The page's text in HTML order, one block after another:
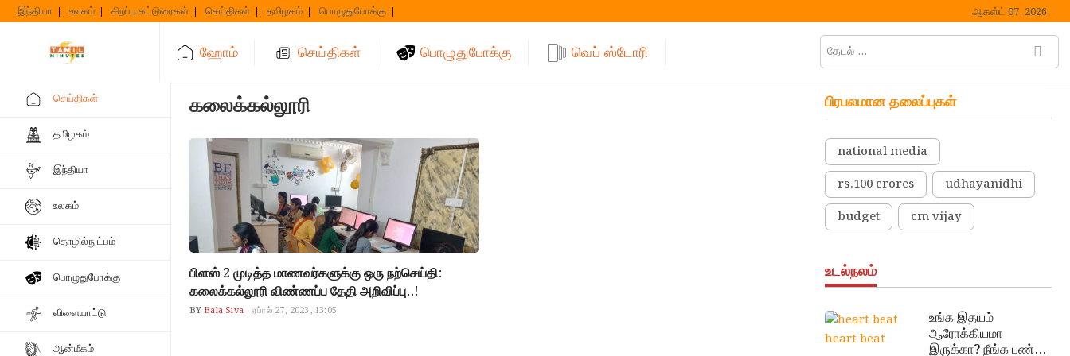
Skip
to
இந்தியா உலகம் சிறப்பு கட்டுரைகள் செய்திகள் தமிழகம் பொழுதுபோக்கு ஆகஸ்ட் 07, 2026
ஹோம் செய்திகள் பொழுதுபோக்கு வெப் ஸ்டோரி
தேடல்
… M
t
o
செய்திகள்
தமிழகம்
இந்தியா
உலகம்
தொழில்நுட்பம்
பொழுதுபோக்கு
விளையாட்டு
ஆன்மீகம்
கலைக்கல்லூரி
பிளஸ் 2 முடித்த மாணவர்களுக்கு ஒரு நற்செய்தி:
கலைக்கல்லூரி விண்ணப்ப தேதி அறிவிப்பு..!
BY Bala Siva ஏப்ரல் 27, 2023, 13:05
பிரபலமான தலைப்புகள்
national media
rs.100 crores
udhayanidhi
budget
cm vijay
உடல்நலம்
heart beat
உங்க இதயம்
ஆரோக்கியமா
இருக்கா? நீங்க பண்ண